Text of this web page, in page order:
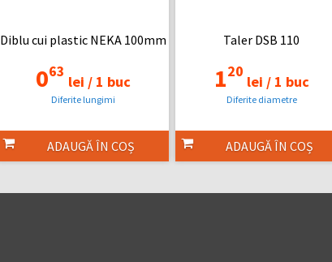
Diblu cui plastic NEKA 100mm
063
lei /1 buc
Diferite lungimi
ADAUGĂ ÎN COȘ
Taler DSB 110
120
lei /1 buc
Diferite diametre
ADAUGĂ ÎN COȘ